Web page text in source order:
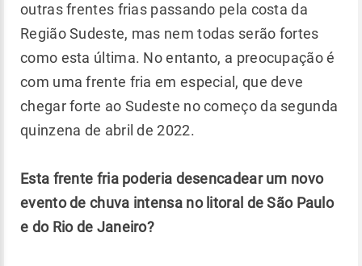
outras frentes frias passando pela costa da
Região Sudeste, mas nem todas serão fortes
como esta última. No entanto, a preocupação é
com uma frente fria em especial, que deve
chegar forte ao Sudeste no começo da segunda
quinzena de abril de 2022.
Esta frente fria poderia desencadear um novo
evento de chuva intensa no litoral de São Paulo
e do Rio de Janeiro?